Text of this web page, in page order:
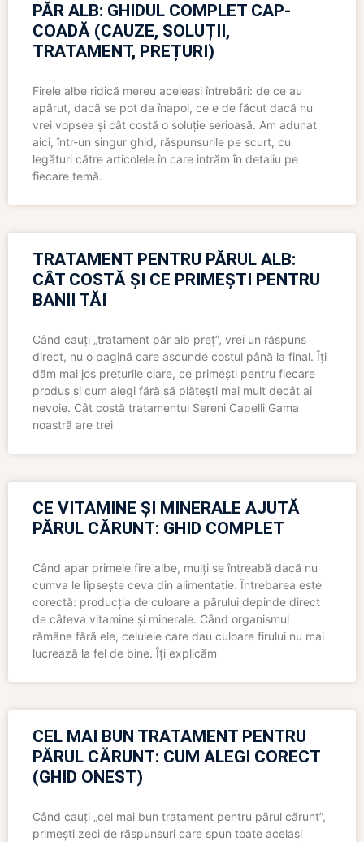
PĂR ALB: GHIDUL COMPLET CAP-
COADĂ (CAUZE, SOLUȚII,
TRATAMENT, PREȚURI)
Firele albe ridică mereu aceleași întrebări: de ce au
apărut, dacă se pot da înapoi, ce e de făcut dacă nu
vrei vopsea și cât costă o soluție serioasă. Am adunat
aici, într-un singur ghid, răspunsurile pe scurt, cu
legături către articolele în care intrăm în detaliu pe
fiecare temă.
TRATAMENT PENTRU PĂRUL ALB:
CÂT COSTĂ ȘI CE PRIMEȘTI PENTRU
BANII TĂI
Când cauți „tratament păr alb preț”, vrei un răspuns
direct, nu o pagină care ascunde costul până la final. Îți
dăm mai jos prețurile clare, ce primești pentru fiecare
produs și cum alegi fără să plătești mai mult decât ai
nevoie. Cât costă tratamentul Sereni Capelli Gama
noastră are trei
CE VITAMINE ȘI MINERALE AJUTĂ
PĂRUL CĂRUNT: GHID COMPLET
Când apar primele fire albe, mulți se întreabă dacă nu
cumva le lipsește ceva din alimentație. Întrebarea este
corectă: producția de culoare a părului depinde direct
de câteva vitamine și minerale. Când organismul
rămâne fără ele, celulele care dau culoare firului nu mai
lucrează la fel de bine. Îți explicăm
CEL MAI BUN TRATAMENT PENTRU
PĂRUL CĂRUNT: CUM ALEGI CORECT
(GHID ONEST)
Când cauți „cel mai bun tratament pentru părul cărunt”,
primești zeci de răspunsuri care spun toate același